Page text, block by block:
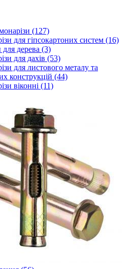
(127)
для гіпсокартоних систем (16)
дерева (3)
для дахів (53)
для листового металу та
конструкцій (44)
віконні (11)